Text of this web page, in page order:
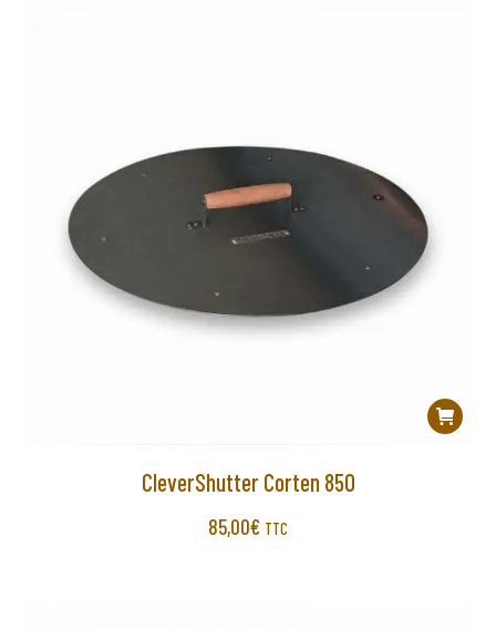
CleverShutter Corten 850
85,00€ TTC